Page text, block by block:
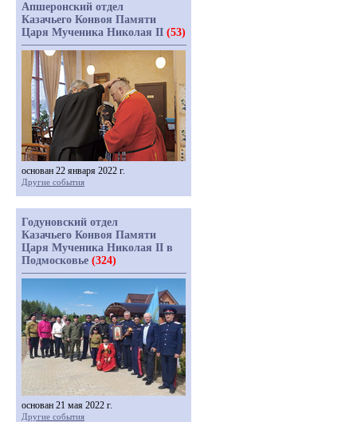
Апшеронский отдел
Казачьего Конвоя Памяти
Царя Мученика Николая II (53)
основан 22 января 2022 г.
Другие события
Годуновский отдел
Казачьего Конвоя Памяти
Царя Мученика Николая II в
Подмосковье (324)
основан 21 мая 2022 г.
Другие события